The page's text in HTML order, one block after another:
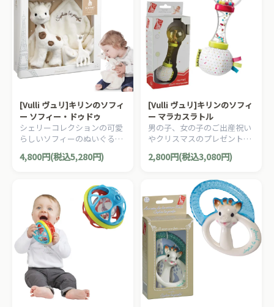
[Vulli ヴュリ]キリンのソフィ
ー ソフィー・ドゥドゥ
シェリーコレクションの可愛
らしいソフィーのぬいぐるみ
に、小さなタオルがついてい
ます。ご出産祝いにオススメ
のキリンのソフィーコレクシ
ョンシリーズです。
4,800円(税込5,280円)
[Vulli ヴュリ]キリンのソフィ
ー マラカスラトル
男の子、女の子のご出産祝い
やクリスマスのプレゼント、
1歳の誕生日プレゼントにオ
ススメな、フランスらしいデ
レクションシリーズです。
2,800円(税込3,080円)